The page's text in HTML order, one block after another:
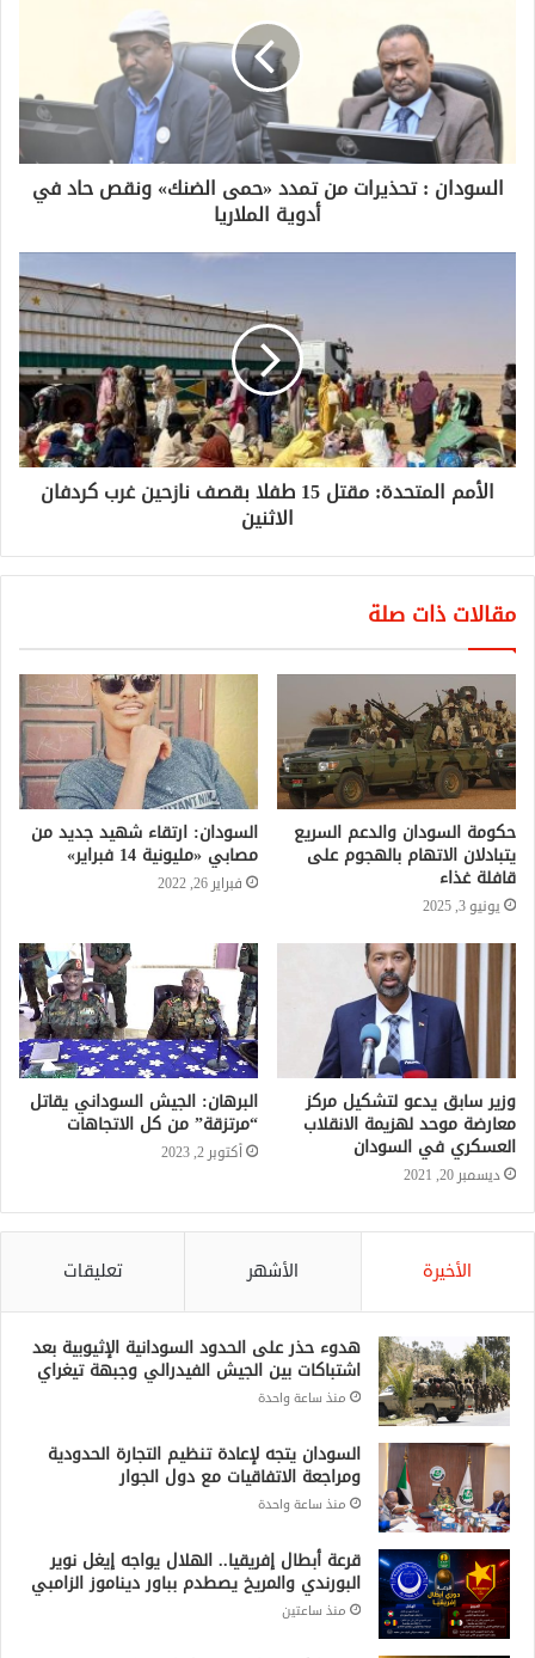
السودان : تحذيرات من تمدد «حمى الضنك» ونقص حاد في
أدوية الملاريا
الأمم المتحدة: مقتل 15 طفلا بقصف نازحين غرب كردفان
الاثنين
مقالات ذات صلة
حكومة السودان والدعم السريع
يتبادلان الاتهام بالهجوم على
قافلة غذاء
يونيو 3, 2025
السودان: ارتقاء شهيد جديد من
مصابي «مليونية 14 فبراير»
فبراير 26, 2022
وزير سابق يدعو لتشكيل مركز
معارضة موحد لهزيمة الانقلاب
العسكري في السودان
ديسمبر 20, 2021
البرهان: الجيش السوداني يقاتل
“مرتزقة” من كل الاتجاهات
أكتوبر 2, 2023
الأخيرة الأشهر تعليقات
هدوء حذر على الحدود السودانية الإثيوبية بعد
اشتباكات بين الجيش الفيدرالي وجبهة تيغراي
منذ ساعة واحدة
السودان يتجه لإعادة تنظيم التجارة الحدودية
ومراجعة الاتفاقيات مع دول الجوار
منذ ساعة واحدة
قرعة أبطال إفريقيا.. الهلال يواجه إيغل نوير
البورندي والمريخ يصطدم بباور ديناموز الزامبي
منذ ساعتين